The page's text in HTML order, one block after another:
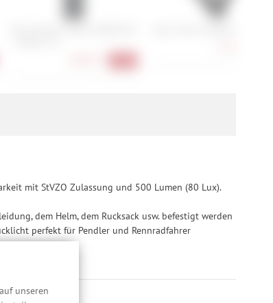
unseren
mit StVZO Zulassung und 500 Lumen (80 Lux).
dem Helm, dem Rucksack usw. befestigt werden
perfekt für Pendler und Rennradfahrer